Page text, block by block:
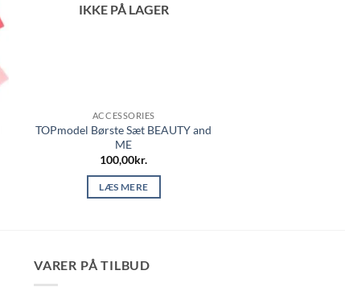
IKKE PÅ LAGER
ACCESSORIES
TOPmodel Børste Sæt BEAUTY and
ME
100,00kr.
LÆS MERE
VARER PÅ TILBUD